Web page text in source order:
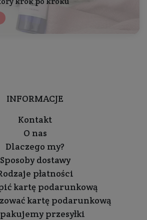
INFORMACJE
Kontakt
O nas
Dlaczego my?
Sposoby dostawy
płatności
kartę podarunkową
kartę podarunkową
pakujemy przesyłki